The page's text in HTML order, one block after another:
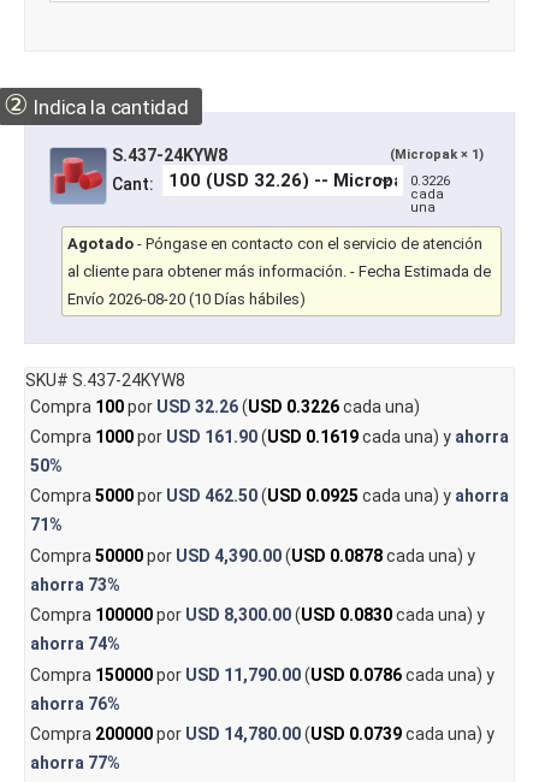
② Indica la cantidad
S.437-24KYW8 (Micropak × 1)
Cant:
0.3226
cada
una
Agotado - Póngase en contacto con el servicio de atención
al cliente para obtener más información. - Fecha Estimada de
Envío 2026-08-20 (10 Días hábiles)
SKU# S.437-24KYW8
Compra 100por USD 32.26(USD 0.3226cada una)
Compra 1000por USD 161.90(USD 0.1619cada una) y ahorra
50%
Compra5000por USD 462.50(USD 0.0925 cada una) y ahorra
71%
Compra 50000por USD 4,390.00(USD 0.0878cada una) y
ahorra 73%
Compra 100000por USD 8,300.00(USD 0.0830cada una) y
ahorra 74%
Compra 150000por USD 11,790.00(USD 0.0786cada una) y
ahorra 76%
Compra 200000por USD 14,780.00(USD 0.0739cada una) y
ahorra 77%